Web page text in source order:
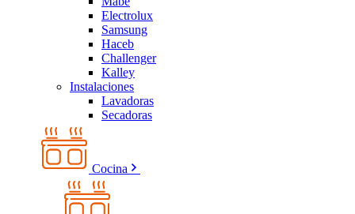
Electrolux
Samsung
Haceb
Challenger
Kalley
Instalaciones
Lavadoras
Secadoras
Cocina